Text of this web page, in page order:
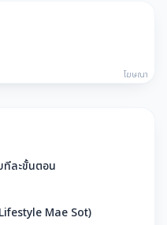
โฆษณา
ละขั้นตอน
Mae Sot)